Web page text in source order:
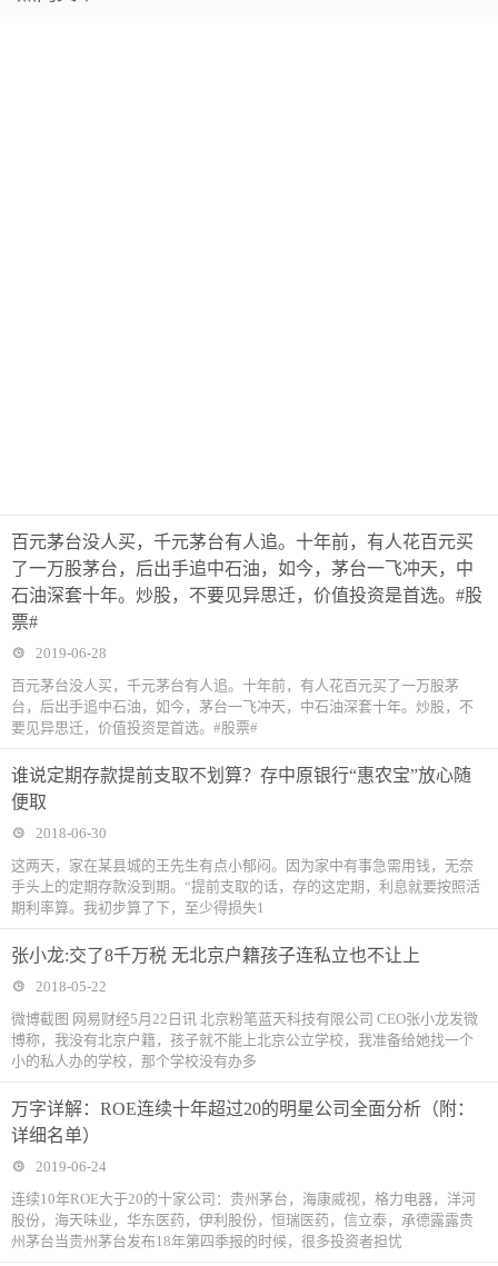
百元茅台没人买，千元茅台有人追。十年前，有人花百元买
了一万股茅台，后出手追中石油，如今，茅台一飞冲天，中
石油深套十年。炒股，不要见异思迁，价值投资是首选。#股
票#
2019-06-28
百元茅台没人买，千元茅台有人追。十年前，有人花百元买了一万股茅
台，后出手追中石油，如今，茅台一飞冲天，中石油深套十年。炒股，不
要见异思迁，价值投资是首选。#股票#
谁说定期存款提前支取不划算？存中原银行“惠农宝”放心随
便取
2018-06-30
这两天，家在某县城的王先生有点小郁闷。因为家中有事急需用钱，无奈
手头上的定期存款没到期。“提前支取的话，存的这定期，利息就要按照活
期利率算。我初步算了下，至少得损失1
张小龙:交了8千万税 无北京户籍孩子连私立也不让上
2018-05-22
微博截图 网易财经5月22日讯 北京粉笔蓝天科技有限公司 CEO张小龙发微
博称，我没有北京户籍，孩子就不能上北京公立学校，我准备给她找一个
小的私人办的学校，那个学校没有办多
万字详解：ROE连续十年超过20的明星公司全面分析（附：
详细名单）
2019-06-24
连续10年ROE大于20的十家公司：贵州茅台，海康威视，格力电器，洋河
股份，海天味业，华东医药，伊利股份，恒瑞医药，信立泰，承德露露贵
州茅台当贵州茅台发布18年第四季报的时候，很多投资者担忧